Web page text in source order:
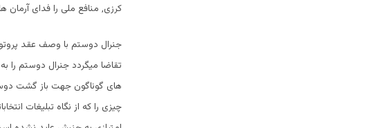
کرزی, منافع ملی را فدای
جنرال دوستم با وصف عقد
تقاضا میگردد جنرال دوستم را
های گوناگون جهت باز گشت
چیزی را که از نگاه تبلیغات